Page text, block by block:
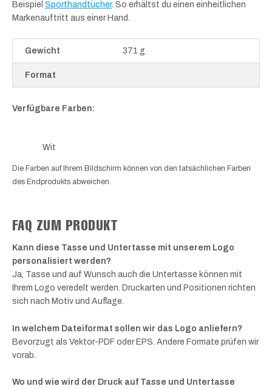
Beispiel Sporthandtücher. So erhältst du einen einheitlichen
Markenauftritt aus einer Hand.
Gewicht 371 g
Format
Verfügbare Farben:
Wit
Die Farben auf Ihrem Bildschirm können von den tatsächlichen Farben
des Endprodukts abweichen.
FAQ ZUM PRODUKT
Kann diese Tasse und Untertasse mit unserem Logo
personalisiert werden?
Ja, Tasse und auf Wunsch auch die Untertasse können mit
Ihrem Logo veredelt werden. Druckarten und Positionen richten
sich nach Motiv und Auflage.
In welchem Dateiformat sollen wir das Logo anliefern?
Bevorzugt als Vektor-PDF oder EPS. Andere Formate prüfen wir
vorab.
Wo und wie wird der Druck auf Tasse und Untertasse